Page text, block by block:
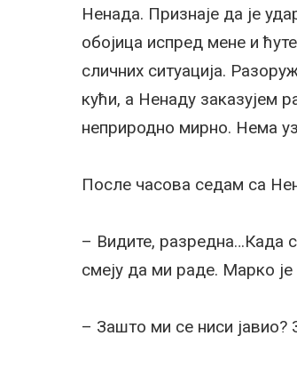
Ненада. Признаје да је
обојица испред мене и
сличних ситуација.
кући, а Ненаду заказујем
неприродно мирно. Нема
После часова седам са
– Видите, разредна…Када
смеју да ми раде. Марко
– Зашто ми се ниси